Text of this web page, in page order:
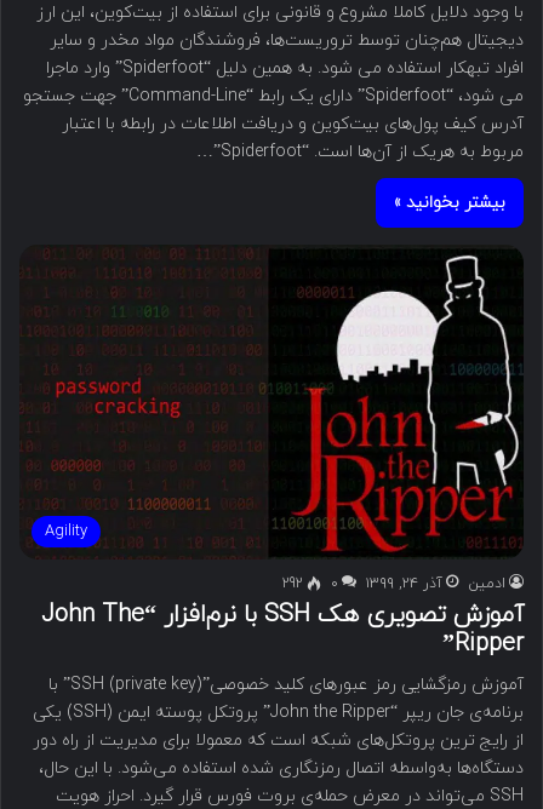
با وجود دلایل کاملا مشروع و قانونی برای استفاده از بیت‌کوین، این ارز
دیجیتال هم‌چنان توسط تروریست‌ها، فروشندگان مواد مخدر و سایر
افراد تبهکار استفاده می شود. به همین دلیل “Spiderfoot” وارد ماجرا
می شود، “Spiderfoot” دارای یک رابط “Command-Line” جهت جستجو
آدرس کیف پول‌های بیت‌کوین و دریافت اطلاعات در رابطه با اعتبار
مربوط به هریک از آن‌ها است. “Spiderfoot”…
بیشتر بخوانید »
Agility
ادمین آذر ۲۴, ۱۳۹۹ ۰ 292
آموزش تصویری هک SSH با نرم‌افزار “John The
Ripper”
آموزش رمزگشایی رمز عبورهای کلید خصوصی”SSH (private key)” با
برنامه‌‌ی جان ریپر “John the Ripper” پروتکل پوسته ایمن (SSH) یکی
از رایج ترین پروتکل‌های شبکه است که معمولا برای مدیریت از راه دور
دستگاه‌ها به‌واسطه اتصال رمزنگاری شده استفاده ‌‌‌می‌شود. با این حال،
SSH ‌‌‌می‌تواند در معرض حمله‌‌ی بروت فورس قرار گیرد. احراز هویت